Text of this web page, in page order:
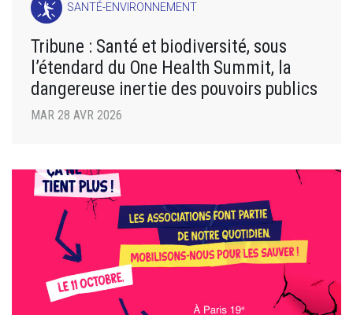
SANTÉ-ENVIRONNEMENT
Tribune : Santé et biodiversité, sous
l’étendard du One Health Summit, la
dangereuse inertie des pouvoirs publics
MAR 28 AVR 2026